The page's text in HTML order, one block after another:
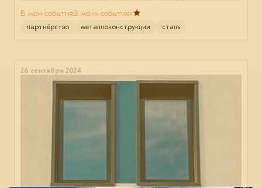
В мои событияВ моих событиях
партнёрство металлоконструкции сталь
26 сентября 2024